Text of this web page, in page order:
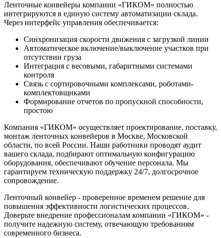
Ленточные конвейеры компании «ГИКОМ» полностью
интегрируются в единую систему автоматизации склада.
Через интерфейс управления обеспечивается:
Синхронизация скорости движения с загрузкой линии
Автоматическое включение/выключение участков при
отсутствии груза
Интеграция с весовыми, габаритными системами
контроля
Связь с сортировочными комплексами, роботами-
комплектовщиками
Формирование отчетов по пропускной способности,
простою
Компания «ГИКОМ» осуществляет проектирование, поставку,
монтаж ленточных конвейеров в Москве, Московской
области, по всей России. Наши работники проводят аудит
вашего склада, подбирают оптимальную конфигурацию
оборудования, обеспечивают обучение персонала. Мы
гарантируем техническую поддержку 24/7, долгосрочное
сопровождение.
Ленточный конвейер - проверенное временем решение для
повышения эффективности логистических процессов.
Доверьте внедрение профессионалам компании «ГИКОМ» -
получите надежную систему, отвечающую требованиям
современного бизнеса.